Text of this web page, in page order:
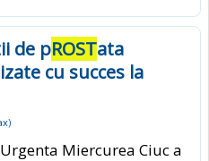
de pROSTata
cu succes la
)
Miercurea Ciuc a